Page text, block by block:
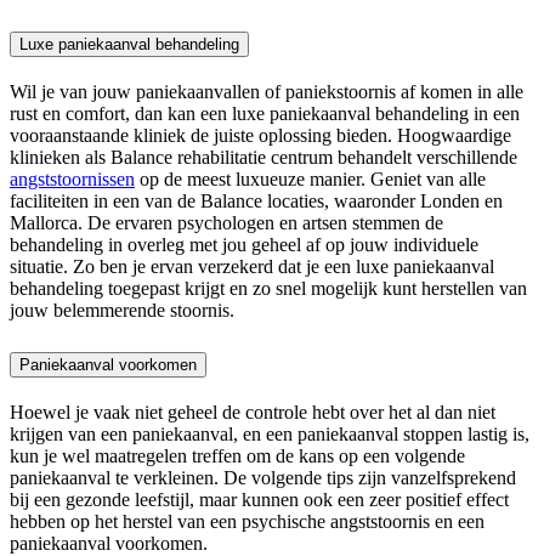
Luxe paniekaanval behandeling
Wil je van jouw paniekaanvallen of paniekstoornis af komen in alle
rust en comfort, dan kan een luxe paniekaanval behandeling in een
vooraanstaande kliniek de juiste oplossing bieden. Hoogwaardige
klinieken als Balance rehabilitatie centrum behandelt verschillende
angststoornissen op de meest luxueuze manier. Geniet van alle
faciliteiten in een van de Balance locaties, waaronder Londen en
Mallorca. De ervaren psychologen en artsen stemmen de
behandeling in overleg met jou geheel af op jouw individuele
situatie. Zo ben je ervan verzekerd dat je een luxe paniekaanval
behandeling toegepast krijgt en zo snel mogelijk kunt herstellen van
jouw belemmerende stoornis.
Paniekaanval voorkomen
Hoewel je vaak niet geheel de controle hebt over het al dan niet
krijgen van een paniekaanval, en een paniekaanval stoppen lastig is,
kun je wel maatregelen treffen om de kans op een volgende
paniekaanval te verkleinen. De volgende tips zijn vanzelfsprekend
bij een gezonde leefstijl, maar kunnen ook een zeer positief effect
hebben op het herstel van een psychische angststoornis en een
paniekaanval voorkomen.